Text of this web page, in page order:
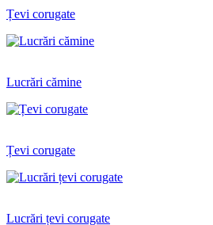
Țevi corugate
Lucrări cămine
Țevi corugate
Lucrări țevi corugate